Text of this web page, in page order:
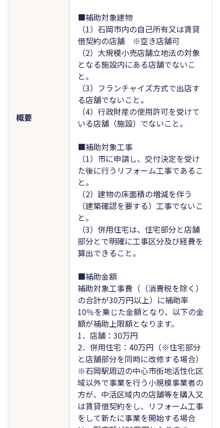
概要
■補助対象建物
（1）石岡市内の自己所有又は賃貸
借契約の店舗 ※空き店舗可
（2）大規模小売店舗立地法の対象
となる施設内にある店舗でないこ
と。
（3）フランチャイズ方式で出店す
る店舗でないこと。
（4）行政財産の使用許可を受けて
いる店舗（施設）でないこと。
■補助対象工事
（1）市に申請し、交付決定を受け
た後に行うリフォーム工事であるこ
と。
（2）建物の床面積の増減を伴う
（建築確認を要する）工事でないこ
と。
（3）併用住宅は、住宅部分と店舗
部分とで明確に工事区分及び経費を
算出できること。
■補助金額
補助対象工事費（（消費税を除く）
の合計が30万円以上）に補助率
10％を乗じた金額となり、以下の金
額が補助上限額となります。
1．店舗：30万円
2．併用住宅：40万円（※住宅部分
と店舗部分を同時に改修する場合）
※石岡駅周辺の中心市街地活性化区
域以外で事業を行う小規模事業者の
方が、中活区域内の店舗等を購入又
は賃貸借契約をし、リフォーム工事
をして新たに事業を開始する場合